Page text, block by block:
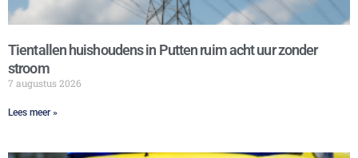
Tientallen huishoudens in Putten ruim acht uur zonder
stroom
7 augustus 2026
Lees meer »